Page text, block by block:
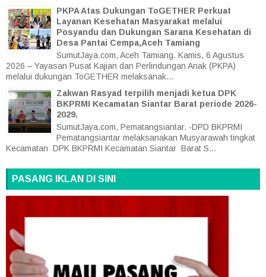
PKPA Atas Dukungan ToGETHER Perkuat
Layanan Kesehatan Masyarakat melalui
Posyandu dan Dukungan Sarana Kesehatan di
Desa Pantai Cempa,Aceh Tamiang
SumutJaya.com, Aceh Tamiang. Kamis, 6 Agustus
2026 – Yayasan Pusat Kajian dan Perlindungan Anak (PKPA)
melalui dukungan ToGETHER melaksanak...
Zakwan Rasyad terpilih menjadi ketua DPK
BKPRMI Kecamatan Siantar Barat periode 2026-
2029.
SumutJaya.com, Pematangsiantar. -DPD BKPRMI
Pematangsiantar melaksanakan Musyarawah tingkat
Kecamatan DPK BKPRMI Kecamatan Siantar Barat S...
PASANG IKLAN DI SINI